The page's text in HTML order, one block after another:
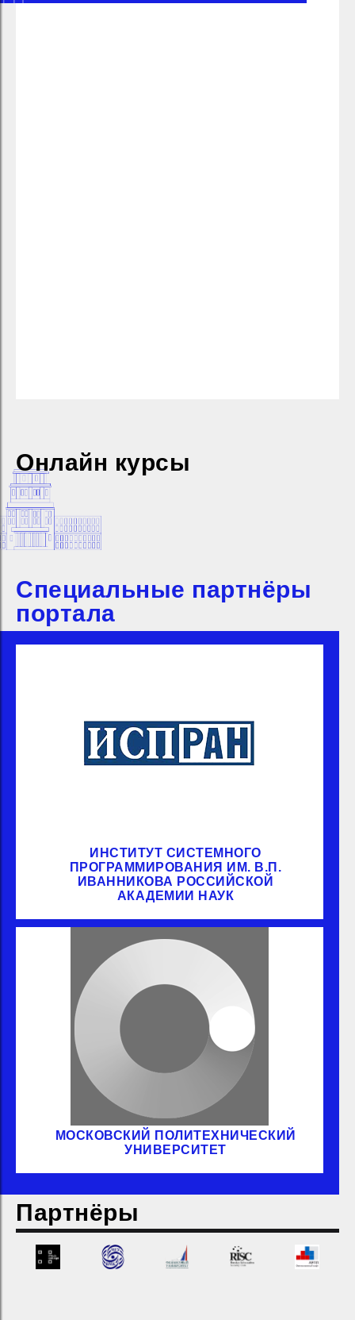
Онлайн курсы
Специальные партнёры
портала
ИНСТИТУТ СИСТЕМНОГО
ПРОГРАММИРОВАНИЯ ИМ. В.П.
ИВАННИКОВА РОССИЙСКОЙ
АКАДЕМИИ НАУК
МОСКОВСКИЙ ПОЛИТЕХНИЧЕСКИЙ
УНИВЕРСИТЕТ
Партнёры